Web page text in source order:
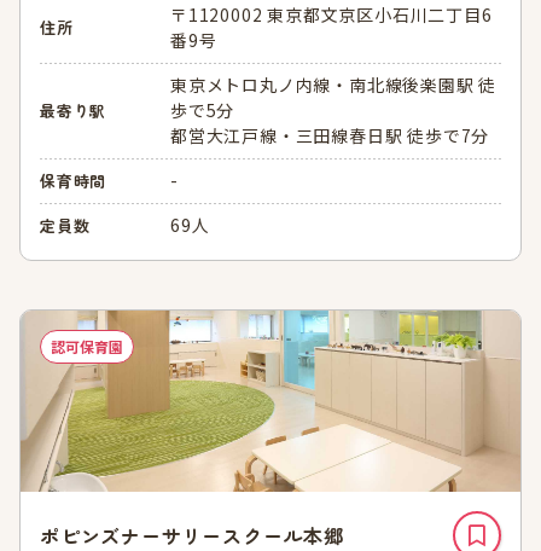
住所
〒1120002 東京都文京区小石川二丁目6
番9号
最寄り駅
東京メトロ丸ノ内線・南北線後楽園駅 徒
歩で5分
都営大江戸線・三田線春日駅 徒歩で7分
保育時間 -
定員数 69人
認可保育園
ポピンズナーサリースクール本郷